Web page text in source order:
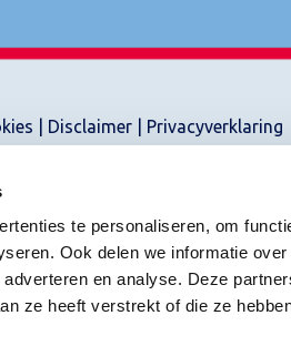
te personaliseren, om
Ook delen we informatie
en analyse. Deze
ze heeft verstrekt of die ze
Disclaimer Privacyverklaring